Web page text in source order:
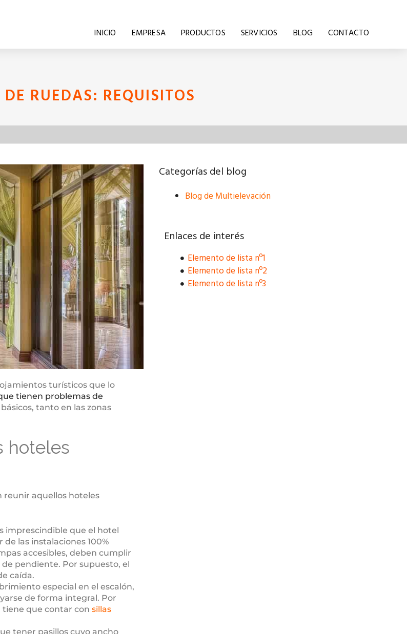
INICIO EMPRESA PRODUCTOS SERVICIOS BLOG CONTACTO
RUEDAS: REQUISITOS
turísticos que lo
tienen problemas de
tanto en las zonas
hoteles
reunir aquellos hoteles
imprescindible que el hotel
las instalaciones 100%
accesibles, deben cumplir
pendiente. Por supuesto, el
caída.
especial en el escalón,
de forma integral. Por
tiene que contar con sillas
tener pasillos cuyo ancho
Categorías del blog
Blog de Multielevación
Enlaces de interés
Elemento de lista nº1
Elemento de lista nº2
Elemento de lista nº3